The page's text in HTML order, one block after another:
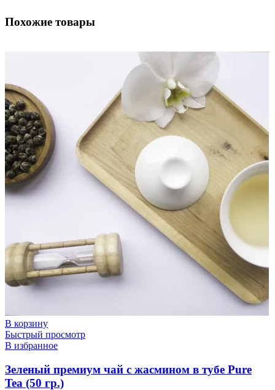
Похожие товары
В корзину
Быстрый просмотр
В избранное
Зеленый премиум чай с жасмином в тубе Pure
Tea (50 гр.)